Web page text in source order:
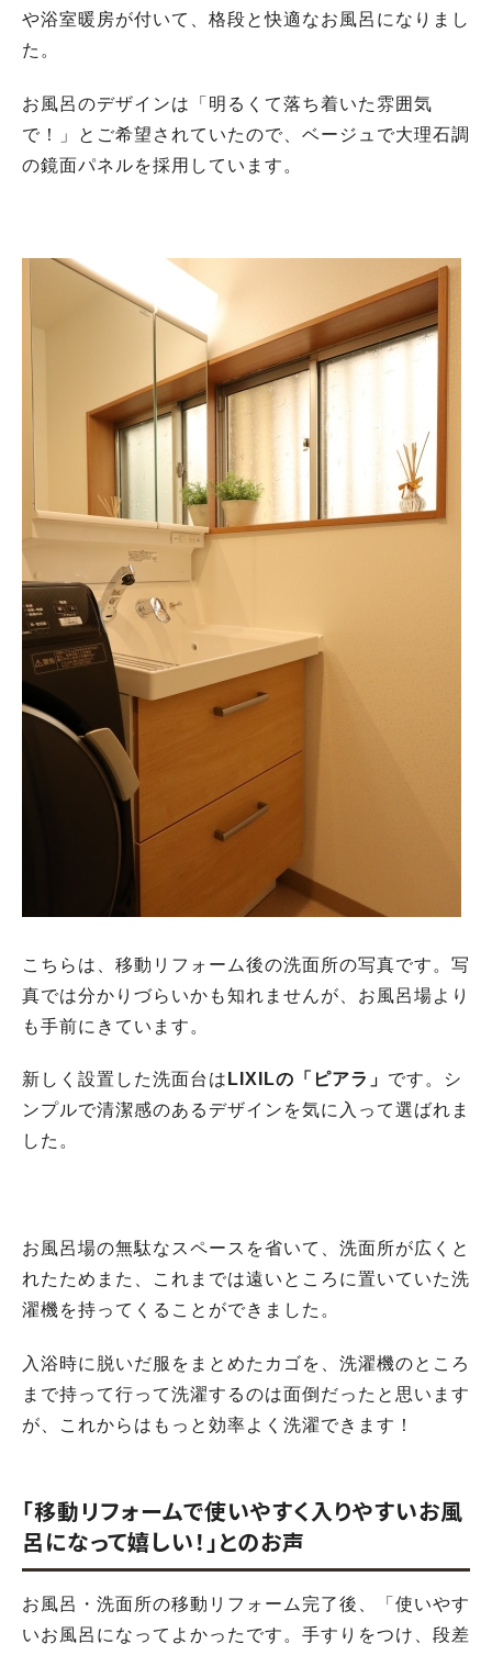
や浴室暖房が付いて、格段と快適なお風呂になりまし
た。
お風呂のデザインは「明るくて落ち着いた雰囲気
で！」とご希望されていたので、ベージュで大理石調
の鏡面パネルを採用しています。
こちらは、移動リフォーム後の洗面所の写真です。写
真では分かりづらいかも知れませんが、お風呂場より
も手前にきています。
新しく設置した洗面台は LIXILの「ピアラ」 です。シ
ンプルで清潔感のあるデザインを気に入って選ばれま
した。
お風呂場の無駄なスペースを省いて、洗面所が広くと
れたためまた、これまでは遠いところに置いていた洗
濯機を持ってくることができました。
入浴時に脱いだ服をまとめたカゴを、洗濯機のところ
まで持って行って洗濯するのは面倒だったと思います
が、これからはもっと効率よく洗濯できます！
「移動リフォームで使いやすく入りやすいお風
呂になって嬉しい！」とのお声
お風呂・洗面所の移動リフォーム完了後、「使いやす
いお風呂になってよかったです。手すりをつけ、段差